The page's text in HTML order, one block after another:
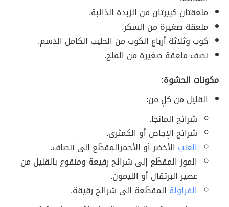
ملعقتان كبيرتان من الزبدة الذائبة.
ملعقة صغيرة من السكر.
كوب وثلاثة أرباع الكوب من الحليب الكامل الدسم.
نصف ملعقة صغيرة من الملح.
مكونات الحشوة:
القليل من كلٍ من:
شرائح المانجا.
شرائح الإجاص أو الكمثرى.
العنب الأخضر أو الأحمرالمقطّع إلى أنصاف.
الموز المقطّع إلى شرائح رفيعة ومنقوع بالقليل من
عصير البرتقال أو الليمون.
الفراولة المقطّعة إلى شرائح رقيقة.